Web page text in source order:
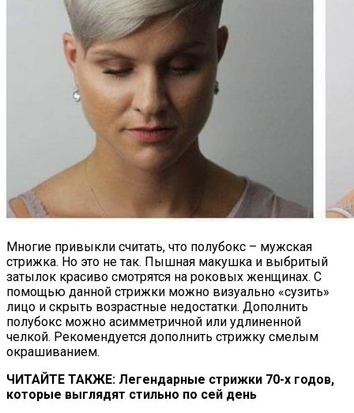
Многие привыкли считать, что полубокс – мужская
стрижка. Но это не так. Пышная макушка и выбритый
затылок красиво смотрятся на роковых женщинах. С
помощью данной стрижки можно визуально «сузить»
лицо и скрыть возрастные недостатки. Дополнить
полубокс можно асимметричной или удлиненной
челкой. Рекомендуется дополнить стрижку смелым
окрашиванием.
ЧИТАЙТЕ ТАКЖЕ: Легендарные стрижки 70-х годов,
которые выглядят стильно по сей день